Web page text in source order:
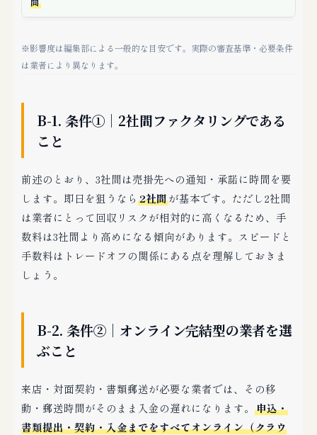
※影響度は編集部による一般的な目安です。実際の審査基準・必要条件
は業者により異なります。
B-1. 条件①｜2社間ファクタリングである
こと
前述のとおり、3社間は売掛先への通知・承諾に時間を要
します。即日を狙うなら 2社間が基本です。ただし2社間
は業者にとって回収リスクが相対的に高くなるため、手
数料は3社間より高めになる傾向があります。スピードと
手数料はトレードオフの関係にある点を理解しておきま
しょう。
B-2. 条件②｜オンライン完結型の業者を選
ぶこと
来店・対面契約・書類郵送が必要な業者では、その移
動・郵送時間がそのまま入金の遅れになります。 申込・
書類提出・契約・入金までをすべてオンライン（クラウ